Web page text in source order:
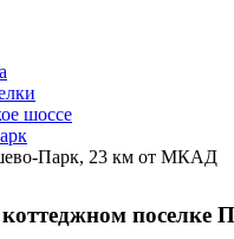
шоссе
Парк, 23 км от МКАД
поселке